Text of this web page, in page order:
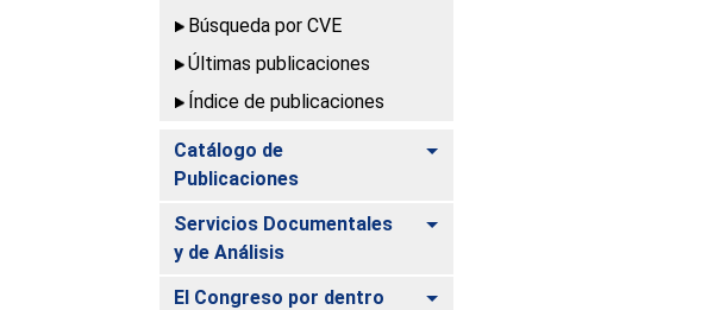
Búsqueda por CVE
Últimas publicaciones
Índice de publicaciones
Catálogo de
Publicaciones
Alternar
Servicios Documentales
y de Análisis
Alternar
El Congreso por dentro Alternar